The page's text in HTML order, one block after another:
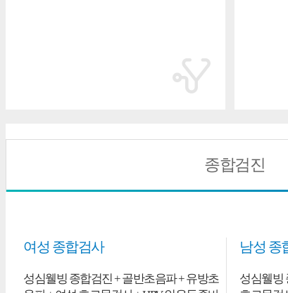
종합검진
여성 종합검사
성심웰빙 종합검진 + 골반초음파 + 유방초
남성 종
성심웰빙